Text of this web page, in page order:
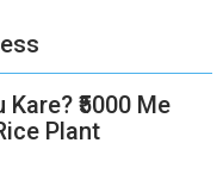
₹5000 Me
Plant